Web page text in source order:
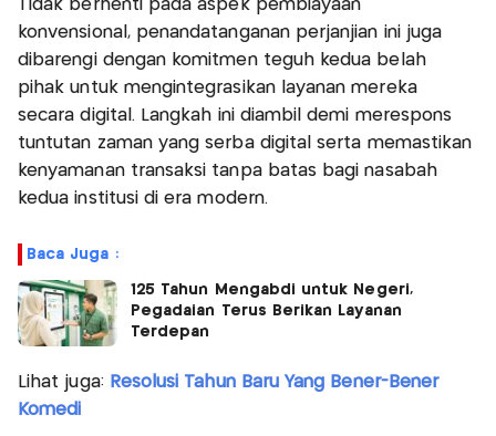
Tidak berhenti pada aspek pembiayaan
konvensional, penandatanganan perjanjian ini juga
dibarengi dengan komitmen teguh kedua belah
pihak untuk mengintegrasikan layanan mereka
secara digital. Langkah ini diambil demi merespons
tuntutan zaman yang serba digital serta memastikan
kenyamanan transaksi tanpa batas bagi nasabah
kedua institusi di era modern.
Baca Juga :
125 Tahun Mengabdi untuk Negeri,
Pegadaian Terus Berikan Layanan
Terdepan
Lihat juga: Resolusi Tahun Baru Yang Bener-Bener
Komedi